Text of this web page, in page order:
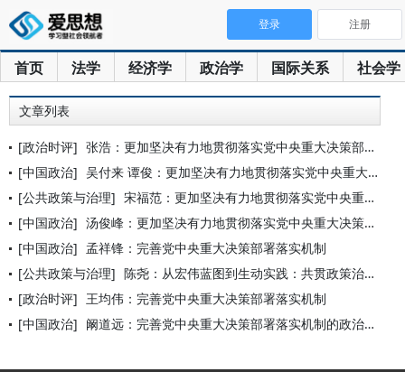
首页 法学 经济学 政治学 国际关系 社会学
登录 注册
文章列表
[政治时评] 张浩：更加坚决有力地贯彻落实党中央重大决策部署
[中国政治] 吴付来 谭俊：更加坚决有力地贯彻落实党中央重大决策部署
[公共政策与治理] 宋福范：更加坚决有力地贯彻落实党中央重大决策部署
[中国政治] 汤俊峰：更加坚决有力地贯彻落实党中央重大决策部署
[中国政治] 孟祥锋：完善党中央重大决策部署落实机制
[公共政策与治理] 陈尧：从宏伟蓝图到生动实践：共贯政策治理视角下党中央的重大决
[政治时评] 王均伟：完善党中央重大决策部署落实机制
[中国政治] 阚道远：完善党中央重大决策部署落实机制的政治意蕴与实践进路